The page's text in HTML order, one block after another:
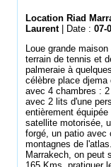
Location Riad
Laurent| Date : 07-
Loue grande
terrain de tennis et
palmeraie à
célèbre place djema
avec 4 chambres :
avec 2 lits d'une
entièrement
satellite motorisée,
forgé, un patio avec
montagnes de
Marrakech, on peut